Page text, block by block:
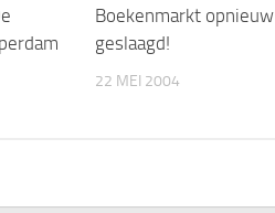
Boekenmarkt opnieuw
geslaagd!
22 MEI 2004